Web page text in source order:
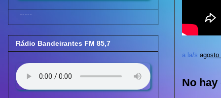
a la/s agosto
No
-----
Rádio Bandeirantes FM 85,7